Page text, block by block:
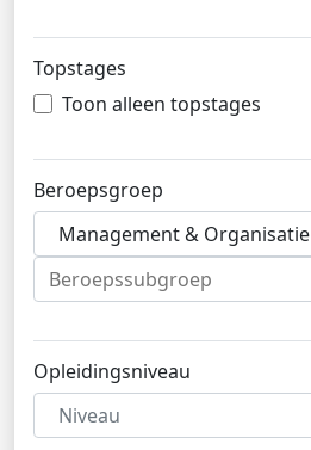
Topstages
Toon alleen topstages
Beroepsgroep
Management & Organisatie
Opleidingsniveau
Niveau